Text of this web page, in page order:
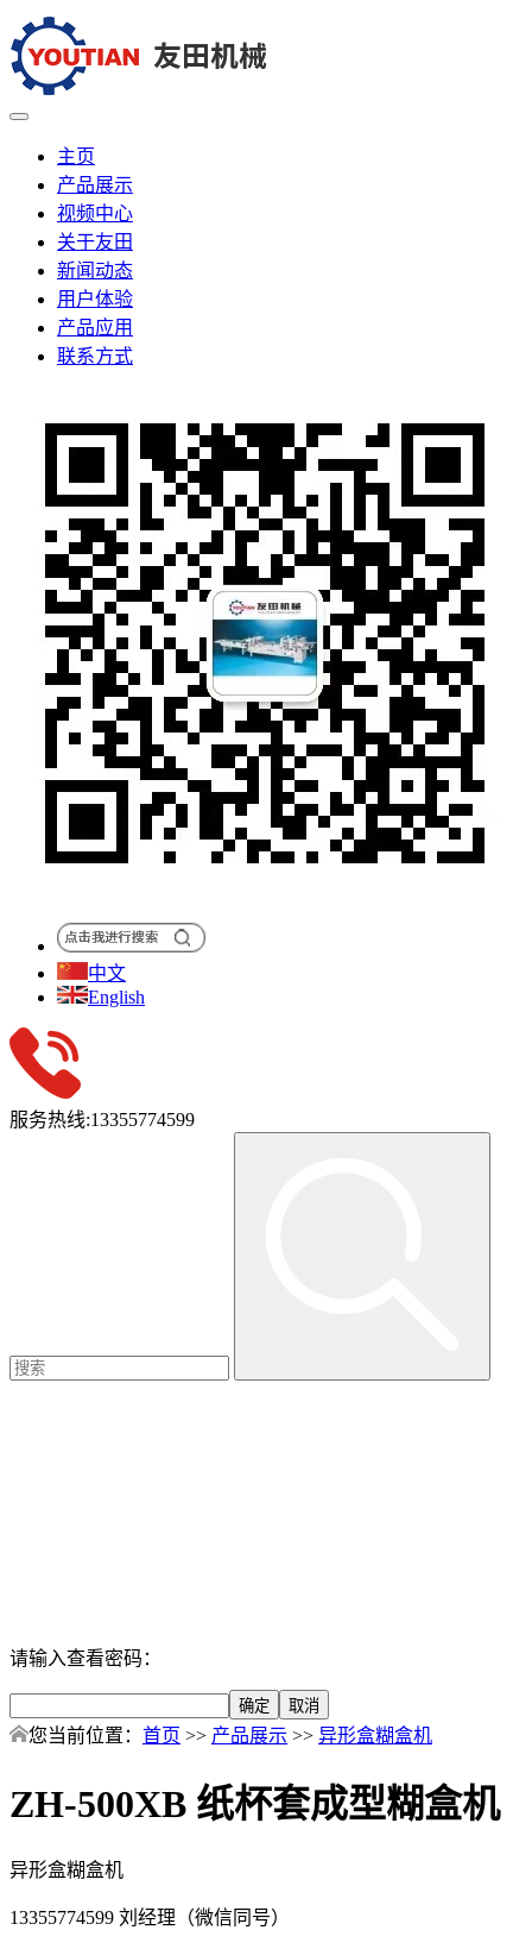
主页
产品展示
视频中心
关于友田
新闻动态
用户体验
产品应用
联系方式
中文
English
服务热线:13355774599
请输入查看密码：
您当前位置： 首页 >> 产品展示 >> 异形盒糊盒机
ZH-500XB 纸杯套成型糊盒机
异形盒糊盒机
13355774599 刘经理（微信同号）